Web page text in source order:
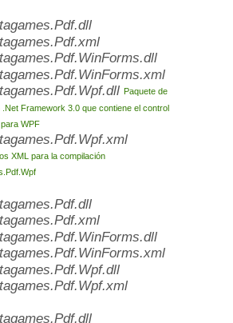
Paquete de
.Net Framework 3.0 que contiene el control
WPF
XML para la compilación